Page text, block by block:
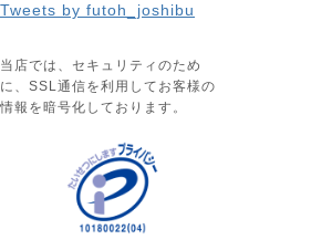
Tweets by futoh_joshibu
当店では、セキュリティのため
に、SSL通信を利用してお客様の
情報を暗号化しております。